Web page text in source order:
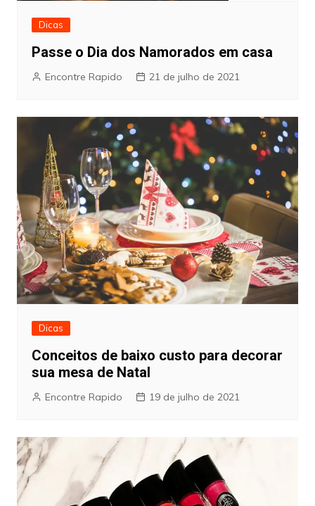
Dicas
Passe o Dia dos Namorados em casa
Encontre Rapido 21 de julho de 2021
Dicas
Conceitos de baixo custo para decorar
sua mesa de Natal
Encontre Rapido 19 de julho de 2021